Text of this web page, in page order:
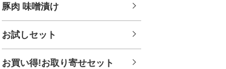
豚肉 味噌漬け
お試しセット
お買い得!お取り寄せセット